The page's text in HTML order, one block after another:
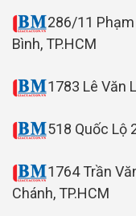
286/11 Phạm
Bình, TP.HCM
1783 Lê Văn
518 Quốc Lộ
1764 Trần
Chánh, TP.HCM